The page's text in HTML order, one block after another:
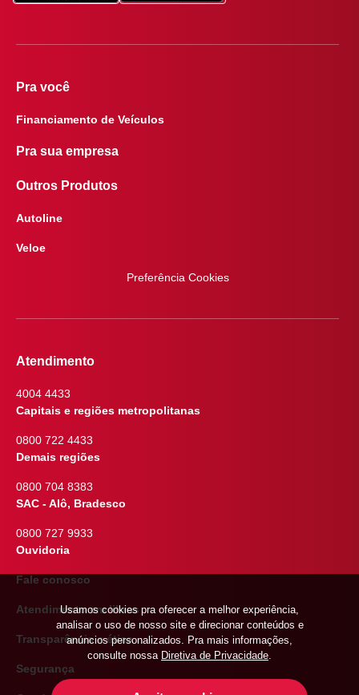
Usamos cookies pra oferecer a melhor experiência,
analisar o uso de nosso site e direcionar conteúdos e
anúncios personalizados. Pra mais informações,
consulte nossa Diretiva de Privacidade.
Pra você
Financiamento de Veículos
Pra sua empresa
Outros Produtos
Autoline
Veloe
Preferência Cookies
Atendimento
4004 4433
Capitais e regiões metropolitanas
0800 722 4433
Demais regiões
0800 704 8383
SAC - Alô, Bradesco
0800 727 9933
Ouvidoria
Fale conosco
Atendimento em libras
Transparência e ética
Segurança